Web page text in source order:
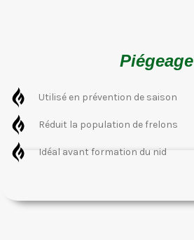
Piégeage
Utilisé en prévention de saison
Réduit la population de frelons
Idéal avant formation du nid